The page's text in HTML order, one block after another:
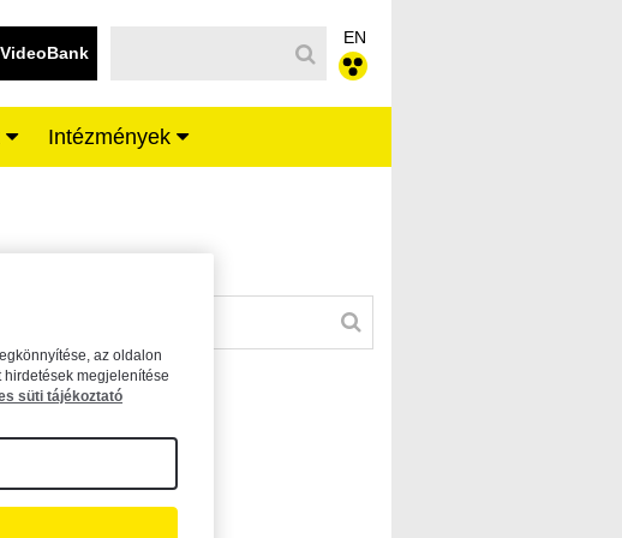
VideoBank
EN
Intézmények
az oldalon
megjelenítése
süti tájékoztató